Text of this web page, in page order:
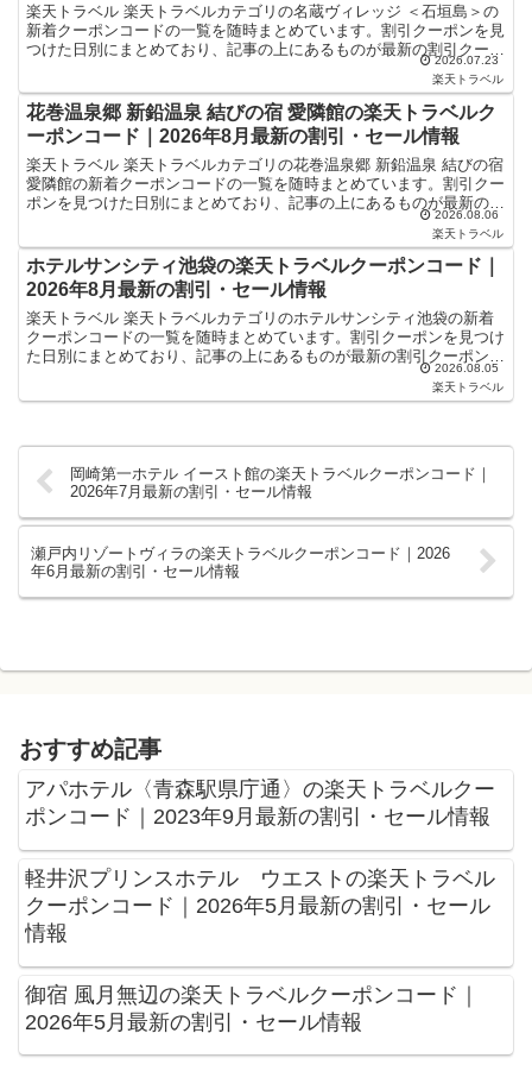
楽天トラベル 楽天トラベルカテゴリの名蔵ヴィレッジ ＜石垣島＞の
新着クーポンコードの一覧を随時まとめています。割引クーポンを見
つけた日別にまとめており、記事の上にあるものが最新の割引クーポ
ンになります。ホテル・旅館宿泊の予約などで使えるクー...2026.07.23
楽天トラベル
花巻温泉郷 新鉛温泉 結びの宿 愛隣館の楽天トラベルク
ーポンコード｜2026年8月最新の割引・セール情報
楽天トラベル 楽天トラベルカテゴリの花巻温泉郷 新鉛温泉 結びの宿
愛隣館の新着クーポンコードの一覧を随時まとめています。割引クー
ポンを見つけた日別にまとめており、記事の上にあるものが最新の割
2026.08.06
楽天トラベル
ホテルサンシティ池袋の楽天トラベルクーポンコード｜
2026年8月最新の割引・セール情報
楽天トラベル 楽天トラベルカテゴリのホテルサンシティ池袋の新着
クーポンコードの一覧を随時まとめています。割引クーポンを見つけ
た日別にまとめており、記事の上にあるものが最新の割引クーポンに
なります。ホテル・旅館宿泊の予約などで使えるクーポンや...2026.08.05
楽天トラベル
岡崎第一ホテル イースト館の楽天トラベルクーポンコード｜
2026年7月最新の割引・セール情報
瀬戸内リゾートヴィラの楽天トラベルクーポンコード｜2026
年6月最新の割引・セール情報
おすすめ記事
アパホテル〈青森駅県庁通〉の楽天トラベルクー
ポンコード｜2023年9月最新の割引・セール情報
軽井沢プリンスホテル ウエストの楽天トラベル
クーポンコード｜2026年5月最新の割引・セール
情報
御宿 風月無辺の楽天トラベルクーポンコード｜
2026年5月最新の割引・セール情報